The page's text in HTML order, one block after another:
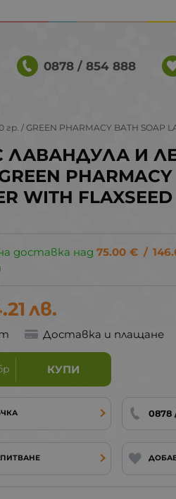
0878 / 854 888
PHARMACY BATH SOAP
ЛАВАНДУЛА И
WITH
доставка над75.00 € /
лв.
Доставка и плащане
КУПИ
0878